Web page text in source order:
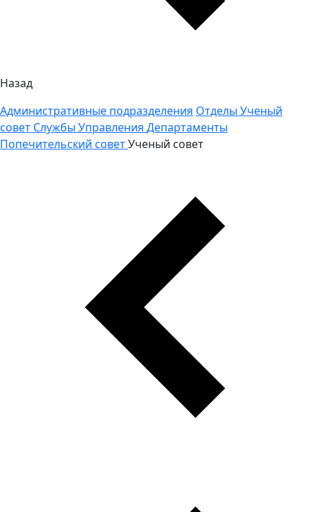
Назад
Административные подразделения Отделы Ученый
совет Службы Управления Департаменты
Попечительский советУченый совет